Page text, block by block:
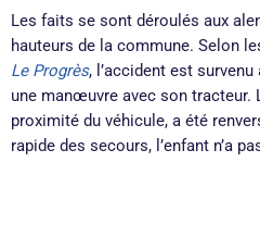
Les faits se sont déroulés aux
hauteurs de la commune. Selon
Le Progrès, l’accident est
une manœuvre avec son tracteur.
proximité du véhicule, a été
rapide des secours, l’enfant n’a